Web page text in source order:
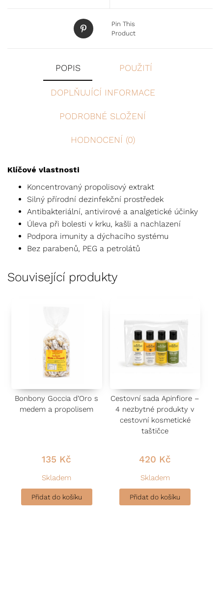
Pin This
Product
POPIS POUŽITÍ
DOPLŇUJÍCÍ INFORMACE
PODROBNÉ SLOŽENÍ
HODNOCENÍ (0)
Klíčové vlastnosti
Koncentrovaný propolisový extrakt
Silný přírodní dezinfekční prostředek
Antibakteriální, antivirové a analgetické účinky
Úleva při bolesti v krku, kašli a nachlazení
Podpora imunity a dýchacího systému
Bez parabenů, PEG a petrolátů
Související produkty
Bonbony Goccia d’Oro s
medem a propolisem
135 Kč
Skladem
Přidat do košíku
Cestovní sada Apinfiore –
4 nezbytné produkty v
cestovní kosmetické
taštičce
420 Kč
Skladem
Přidat do košíku